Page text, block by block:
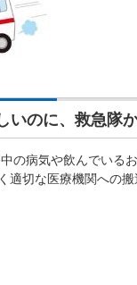
のに、救急隊
の病気や飲んでいる
適切な医療機関への